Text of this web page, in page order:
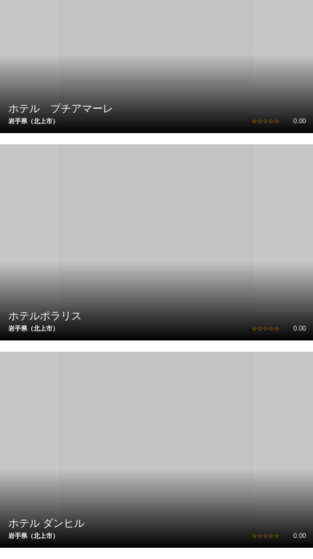
ホテル プチアマーレ
岩手県（北上市） ☆☆☆☆☆ 0.00
ホテルポラリス
岩手県（北上市） ☆☆☆☆☆ 0.00
ホテル ダンヒル
岩手県（北上市） ☆☆☆☆☆ 0.00